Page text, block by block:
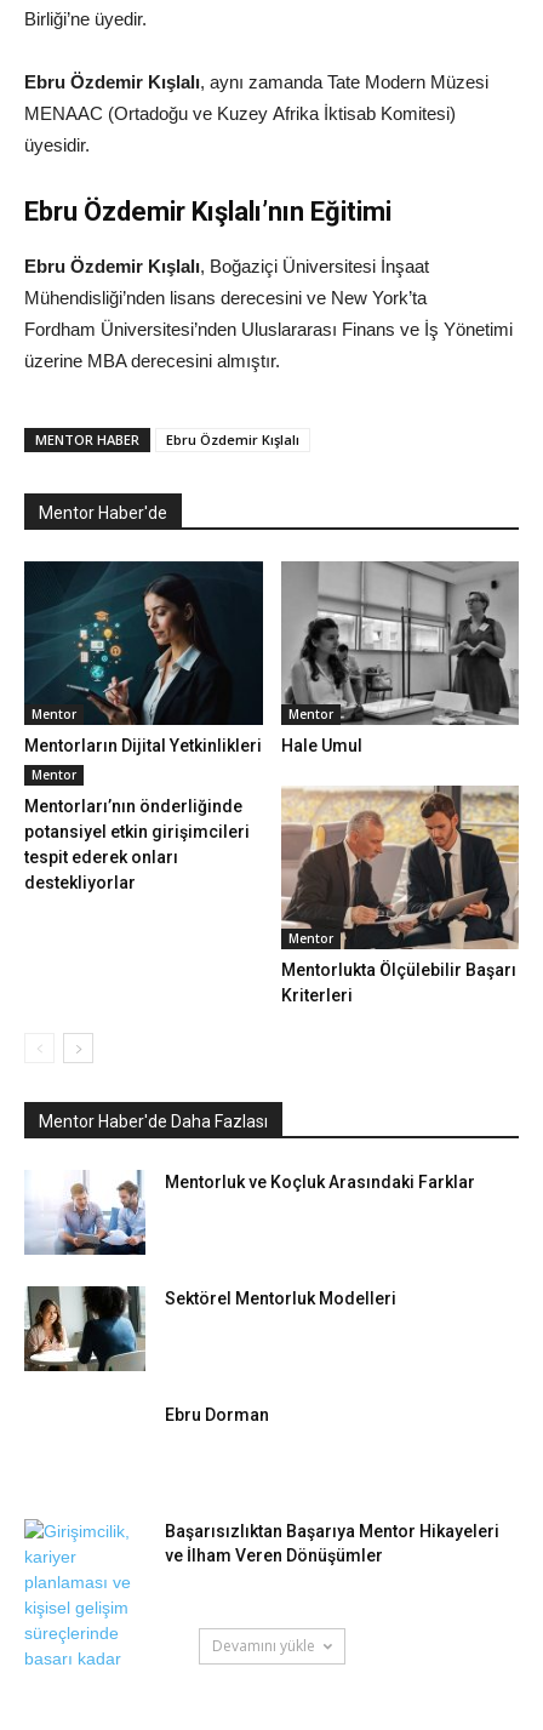
Birliği’ne üyedir.
Ebru Özdemir Kışlalı, aynı zamanda Tate Modern Müzesi
MENAAC (Ortadoğu ve Kuzey Afrika İktisab Komitesi)
üyesidir.
Ebru Özdemir Kışlalı’nın Eğitimi
Ebru Özdemir Kışlalı, Boğaziçi Üniversitesi İnşaat
Mühendisliği’nden lisans derecesini ve New York’ta
Fordham Üniversitesi’nden Uluslararası Finans ve İş Yönetimi
üzerine MBA derecesini almıştır.
MENTOR HABER Ebru Özdemir Kışlalı
Mentor Haber'de
Mentor
Mentorların Dijital Yetkinlikleri
Mentor
Hale Umul
Mentor
Mentorları’nın önderliğinde
potansiyel etkin girişimcileri
tespit ederek onları
destekliyorlar
Mentor
Mentorlukta Ölçülebilir Başarı
Kriterleri
Mentor Haber'de Daha Fazlası
Mentorluk ve Koçluk Arasındaki Farklar
Sektörel Mentorluk Modelleri
Ebru Dorman
Başarısızlıktan Başarıya Mentor Hikayeleri
ve İlham Veren Dönüşümler
Devamını yükle